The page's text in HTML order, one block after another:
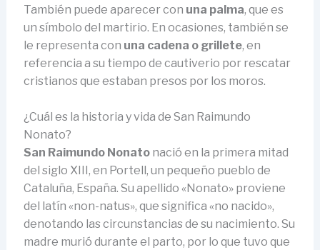
También puede aparecer con una palma, que es
un símbolo del martirio. En ocasiones, también se
le representa con una cadena o grillete, en
referencia a su tiempo de cautiverio por rescatar
cristianos que estaban presos por los moros.
¿Cuál es la historia y vida de San Raimundo
Nonato?
San Raimundo Nonatonació en la primera mitad
del siglo XIII, en Portell, un pequeño pueblo de
Cataluña, España. Su apellido «Nonato» proviene
del latín «non-natus», que significa «no nacido»,
denotando las circunstancias de su nacimiento. Su
madre murió durante el parto, por lo que tuvo que